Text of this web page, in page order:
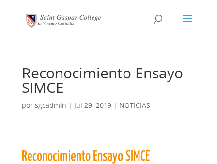
Reconocimiento Ensayo
SIMCE
por sgcadmin | Jul 29, 2019| NOTICIAS
Reconocimiento Ensayo SIMCE